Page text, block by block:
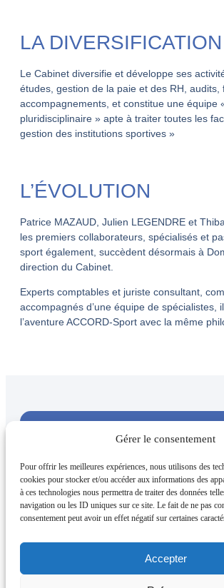
Gérer le consentement
Pour offrir les meilleures expériences, nous utilisons des
cookies pour stocker et/ou accéder aux informations des
à ces technologies nous permettra de traiter des données
navigation ou les ID uniques sur ce site. Le fait de ne pas
consentement peut avoir un effet négatif sur certaines
Accepter
LA DIVERSIFICATION
Le Cabinet diversifie et développe ses
études, gestion de la paie et des RH, audits,
accompagnements, et constitue une équipe
pluridisciplinaire » apte à traiter toutes les
gestion des institutions sportives »
L’ÉVOLUTION
Patrice MAZAUD, Julien LEGENDRE et
les premiers collaborateurs, spécialisés et
sport également, succèdent désormais à
direction du Cabinet.
Experts comptables et juriste consultant,
accompagnés d’une équipe de spécialistes,
l’aventure ACCORD-Sport avec la même
UNE QUESTION
NOUS